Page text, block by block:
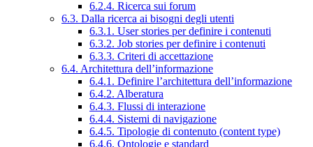
6.2.4. Ricerca sui forum
6.3. Dalla ricerca ai bisogni degli utenti
6.3.1. User stories per definire i contenuti
6.3.2. Job stories per definire i contenuti
6.3.3. Criteri di accettazione
6.4. Architettura dell’informazione
6.4.1. Definire l’architettura dell’informazione
6.4.2. Alberatura
6.4.3. Flussi di interazione
6.4.4. Sistemi di navigazione
6.4.5. Tipologie di contenuto (content type)
6.4.6. Ontologie e standard